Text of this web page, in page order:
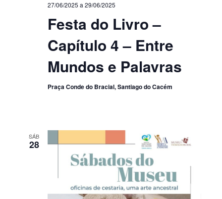
Festa do Livro –
Capítulo 4 – Entre
Mundos e Palavras
27/06/2025 a 29/06/2025
Praça Conde do Bracial, Santiago do Cacém
SÁB
28